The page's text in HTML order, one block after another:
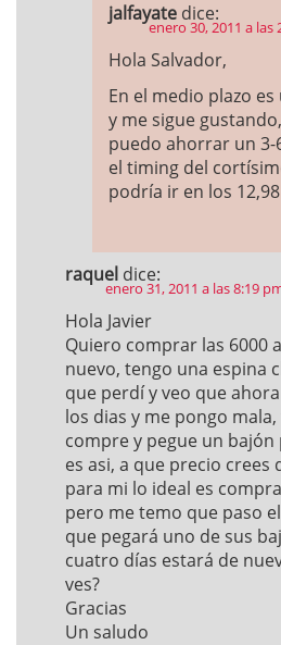
jalfayate dice:
enero 30, 2011 a las
Hola Salvador,
En el medio plazo
y me sigue
puedo ahorrar un 3-
el timing del
podría ir en los
raquel dice:
enero 31, 2011 a las 8:19
Hola Javier
Quiero comprar las 6000
nuevo, tengo una espina
que perdí y veo que
los dias y me pongo
compre y pegue un
es asi, a que precio
para mi lo ideal es
pero me temo que paso
que pegará uno de sus
cuatro días estará de
ves?
Gracias
Un saludo